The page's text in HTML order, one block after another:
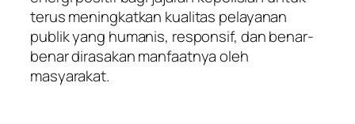
terus meningkatkan kualitas pelayanan
publik yang humanis, responsif, dan benar-
benar dirasakan manfaatnya oleh
masyarakat.